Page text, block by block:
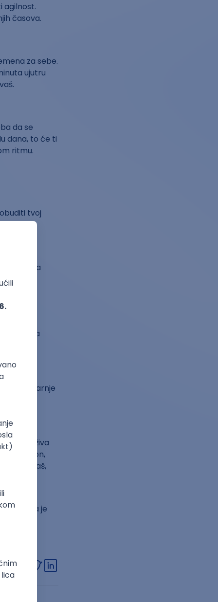
agilnost.
časova.
za sebe.
ujutru
da se
dana, to će ti
ritmu.
tvoj
održiva
ostavi
da ga
jutarnje
nije održiva
za telefon,
ne moraš,
će te
možda je
rok!